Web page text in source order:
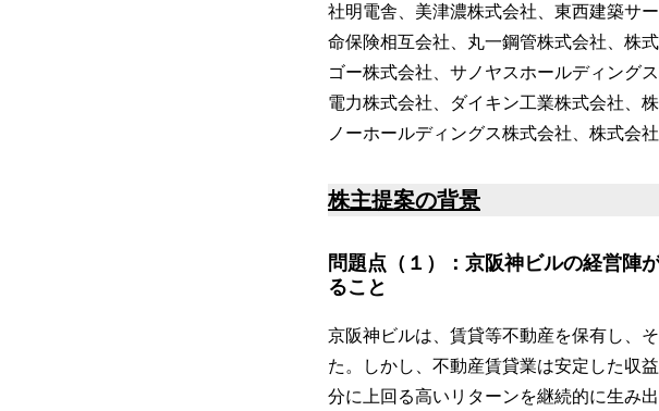
社明電舎、美津濃株式会社、東西建築サ
命保険相互会社、丸一鋼管株式会社、株
ゴー株式会社、サノヤスホールディング
電力株式会社、ダイキン工業株式会社、
ノーホールディングス株式会社、株式会
株主提案の背景
問題点（１）：京阪神ビルの経営陣
ること
京阪神ビルは、賃貸等不動産を保有し、
た。しかし、不動産賃貸業は安定した収
分に上回る高いリターンを継続的に生み